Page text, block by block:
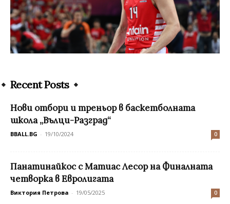
Recent Posts
Нови отбори и треньор в баскетболната
школа „Вълци-Разград“
BBALL.BG - 19/10/2024 0
Панатинайкос с Матиас Лесор на Финалната
четворка в Евролигата
Виктория Петрова - 19/05/2025 0